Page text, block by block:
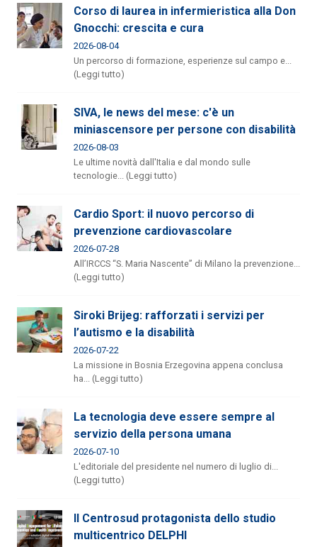
Corso di laurea in infermieristica alla Don
Gnocchi: crescita e cura
2026-08-04
Un percorso di formazione, esperienze sul campo e...
(Leggi tutto)
SIVA, le news del mese: c'è un
miniascensore per persone con disabilità
2026-08-03
Le ultime novità dall'Italia e dal mondo sulle
tecnologie... (Leggi tutto)
Cardio Sport: il nuovo percorso di
prevenzione cardiovascolare
2026-07-28
All’IRCCS “S. Maria Nascente” di Milano la prevenzione...
(Leggi tutto)
Siroki Brijeg: rafforzati i servizi per
l’autismo e la disabilità
2026-07-22
La missione in Bosnia Erzegovina appena conclusa
ha... (Leggi tutto)
La tecnologia deve essere sempre al
servizio della persona umana
2026-07-10
L'editoriale del presidente nel numero di luglio di...
(Leggi tutto)
Il Centrosud protagonista dello studio
multicentrico DELPHI